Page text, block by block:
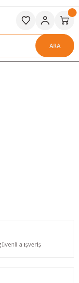
ARA
alışveriş